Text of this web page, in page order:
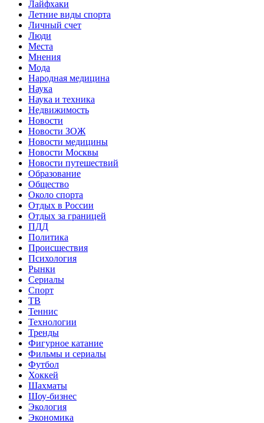
Лайфхаки
Летние виды спорта
Личный счет
Люди
Места
Мнения
Мода
Народная медицина
Наука
Наука и техника
Недвижимость
Новости
Новости ЗОЖ
Новости медицины
Новости Москвы
Новости путешествий
Образование
Общество
Около спорта
Отдых в России
Отдых за границей
ПДД
Политика
Происшествия
Психология
Рынки
Сериалы
Спорт
ТВ
Теннис
Технологии
Тренды
Фигурное катание
Фильмы и сериалы
Футбол
Хоккей
Шахматы
Шоу-бизнес
Экология
Экономика